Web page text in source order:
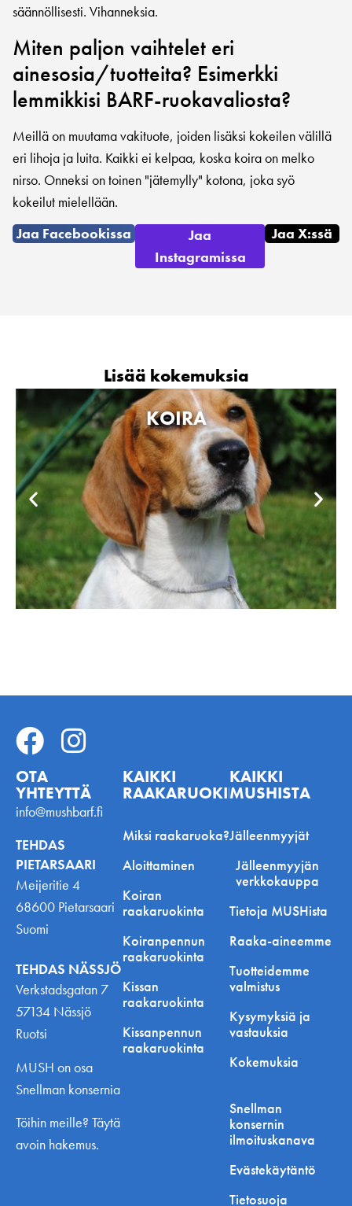
säännöllisesti. Vihanneksia.
Miten paljon vaihtelet eri
ainesosia/tuotteita? Esimerkki
lemmikkisi BARF-ruokavaliosta?
Meillä on muutama vakituote, joiden lisäksi kokeilen välillä
eri lihoja ja luita. Kaikki ei kelpaa, koska koira on melko
nirso. Onneksi on toinen "jätemylly" kotona, joka syö
kokeilut mielellään.
Jaa Facebookissa
Jaa
Instagramissa
Jaa X:ssä
Lisää kokemuksia
KOIRA
OTA
YHTEYTTÄ
info@mushbarf.fi
TEHDAS
PIETARSAARI
Meijeritie 4
68600 Pietarsaari
Suomi
TEHDAS NÄSSJÖ
Verkstadsgatan 7
57134 Nässjö
Ruotsi
MUSH on osa
Snellman konsernia
Töihin meille? Täytä
avoin hakemus.
KAIKKI
RAAKARUOKINNASTA
Miksi raakaruoka?
Aloittaminen
Koiran
raakaruokinta
Koiranpennun
raakaruokinta
Kissan
raakaruokinta
Kissanpennun
raakaruokinta
KAIKKI
MUSHISTA
Jälleenmyyjät
Jälleenmyyjän
verkkokauppa
Tietoja MUSHista
Raaka-aineemme
Tuotteidemme
valmistus
Kysymyksiä ja
vastauksia
Kokemuksia
Snellman
konsernin
ilmoituskanava
Evästekäytäntö
Tietosuoja